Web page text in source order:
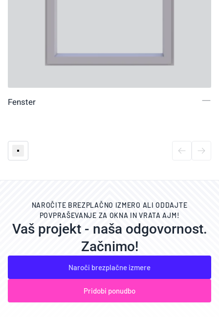
Fenster
NAROČITE BREZPLAČNO IZMERO ALI ODDAJTE
POVPRAŠEVANJE ZA OKNA IN VRATA AJM!
Vaš projekt - naša odgovornost.
Začnimo!
Naroči brezplačne izmere
Pridobi ponudbo